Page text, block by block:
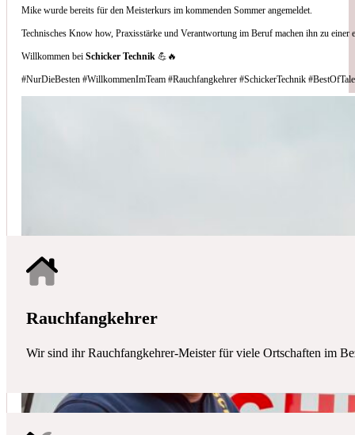
Mike wurde bereits für den Meisterkurs im kommenden Sommer angemeldet.
Technisches Know how, Praxisstärke und Verantwortung im Beruf machen ihn zu
Willkommen beiSchicker Technik 💪🔥
#NurDieBesten #WillkommenImTeam #Rauchfangkehrer #SchickerTechnik
aus unseren Google-Bewertungen
Nettes Team, und kompetente Beratung.
Rauchfangkehrer
Wir sind ihr Rauchfangkehrer-Meister für viele Ortschaften im